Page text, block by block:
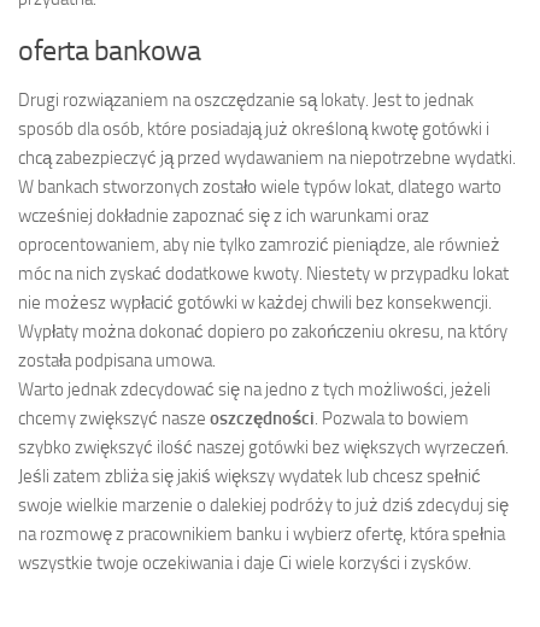
oferta bankowa
Drugi rozwiązaniem na oszczędzanie są lokaty. Jest to jednak
sposób dla osób, które posiadają już określoną kwotę gotówki i
chcą zabezpieczyć ją przed wydawaniem na niepotrzebne wydatki.
W bankach stworzonych zostało wiele typów lokat, dlatego warto
wcześniej dokładnie zapoznać się z ich warunkami oraz
oprocentowaniem, aby nie tylko zamrozić pieniądze, ale również
móc na nich zyskać dodatkowe kwoty. Niestety w przypadku lokat
nie możesz wypłacić gotówki w każdej chwili bez konsekwencji.
Wypłaty można dokonać dopiero po zakończeniu okresu, na który
została podpisana umowa.
Warto jednak zdecydować się na jedno z tych możliwości, jeżeli
chcemy zwiększyć nasze oszczędności. Pozwala to bowiem
szybko zwiększyć ilość naszej gotówki bez większych wyrzeczeń.
Jeśli zatem zbliża się jakiś większy wydatek lub chcesz spełnić
swoje wielkie marzenie o dalekiej podróży to już dziś zdecyduj się
na rozmowę z pracownikiem banku i wybierz ofertę, która spełnia
wszystkie twoje oczekiwania i daje Ci wiele korzyści i zysków.